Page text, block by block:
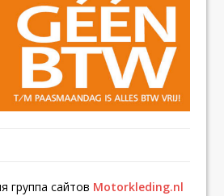
группа сайтов Motorkleding.nl